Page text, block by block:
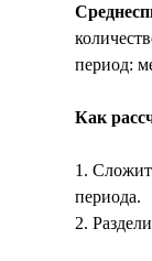
период:
Как
1.
периода.
2.